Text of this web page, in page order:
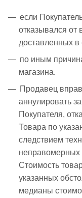
если
отказывался от
доставленных
по иным
магазина.
Продавец
аннулировать
Покупателя,
Товара по
следствием
неправомерных
Стоимость
указанных
медианы